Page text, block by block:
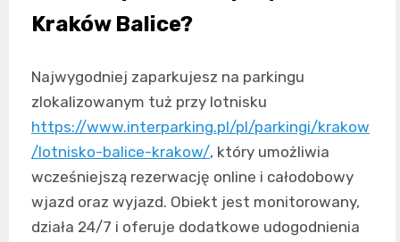
Kraków Balice?
Najwygodniej zaparkujesz na parkingu
zlokalizowanym tuż przy lotnisku
https://www.interparking.pl/pl/parkingi/krakow
/lotnisko-balice-krakow/, który umożliwia
wcześniejszą rezerwację online i całodobowy
wjazd oraz wyjazd. Obiekt jest monitorowany,
działa 24/7 i oferuje dodatkowe udogodnienia